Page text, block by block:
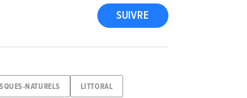
SUIVRE
NATURELS LITTORAL